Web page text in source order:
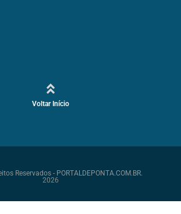
Voltar Início
Reservados - PORTALDEPONTA.COM.BR.
2026